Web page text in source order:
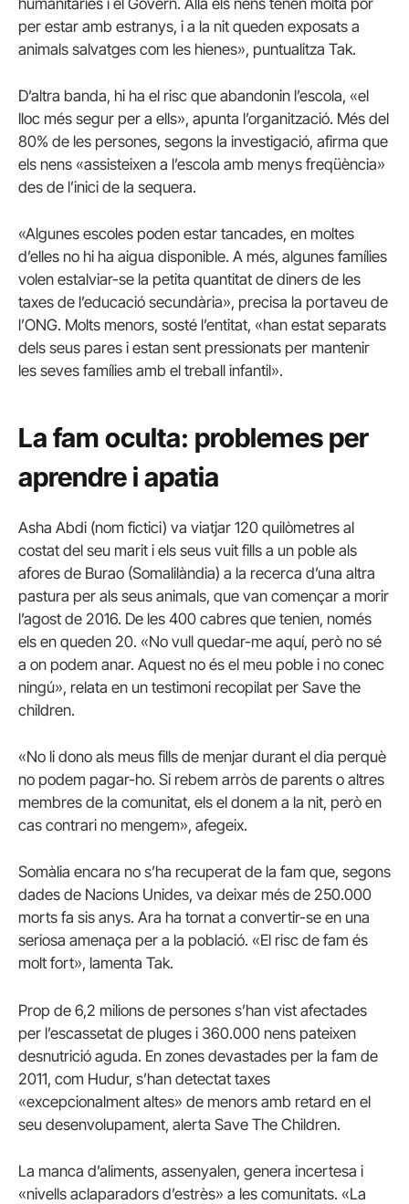
per estar amb estranys, i a la nit queden exposats a
animals salvatges com les hienes», puntualitza Tak.
D’altra banda, hi ha el risc que abandonin l’escola, «el
lloc més segur per a ells», apunta l’organització. Més del
80% de les persones, segons la investigació, afirma que
els nens «assisteixen a l’escola amb menys freqüència»
des de l’inici de la sequera.
«Algunes escoles poden estar tancades, en moltes
d’elles no hi ha aigua disponible. A més, algunes famílies
volen estalviar-se la petita quantitat de diners de les
taxes de l’educació secundària», precisa la portaveu de
l’ONG. Molts menors, sosté l’entitat, «han estat separats
dels seus pares i estan sent pressionats per mantenir
les seves famílies amb el treball infantil».
La fam oculta: problemes per
aprendre i apatia
Asha Abdi (nom fictici) va viatjar 120 quilòmetres al
costat del seu marit i els seus vuit fills a un poble als
afores de Burao (Somalilàndia) a la recerca d’una altra
pastura per als seus animals, que van començar a morir
l’agost de 2016. De les 400 cabres que tenien, només
els en queden 20. «No vull quedar-me aquí, però no sé
a on podem anar. Aquest no és el meu poble i no conec
ningú», relata en un testimoni recopilat per Save the
children.
«No li dono als meus fills de menjar durant el dia perquè
no podem pagar-ho. Si rebem arròs de parents o altres
membres de la comunitat, els el donem a la nit, però en
cas contrari no mengem», afegeix.
Somàlia encara no s’ha recuperat de la fam que, segons
dades de Nacions Unides, va deixar més de 250.000
morts fa sis anys. Ara ha tornat a convertir-se en una
seriosa amenaça per a la població. «El risc de fam és
molt fort», lamenta Tak.
Prop de 6,2 milions de persones s’han vist afectades
per l’escassetat de pluges i 360.000 nens pateixen
desnutrició aguda. En zones devastades per la fam de
2011, com Hudur, s’han detectat taxes
«excepcionalment altes» de menors amb retard en el
seu desenvolupament, alerta Save The Children.
La manca d’aliments, assenyalen, genera incertesa i
«nivells aclaparadors d’estrès» a les comunitats. «La